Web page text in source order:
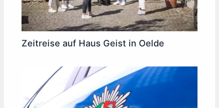
Zeitreise auf Haus Geist in Oelde